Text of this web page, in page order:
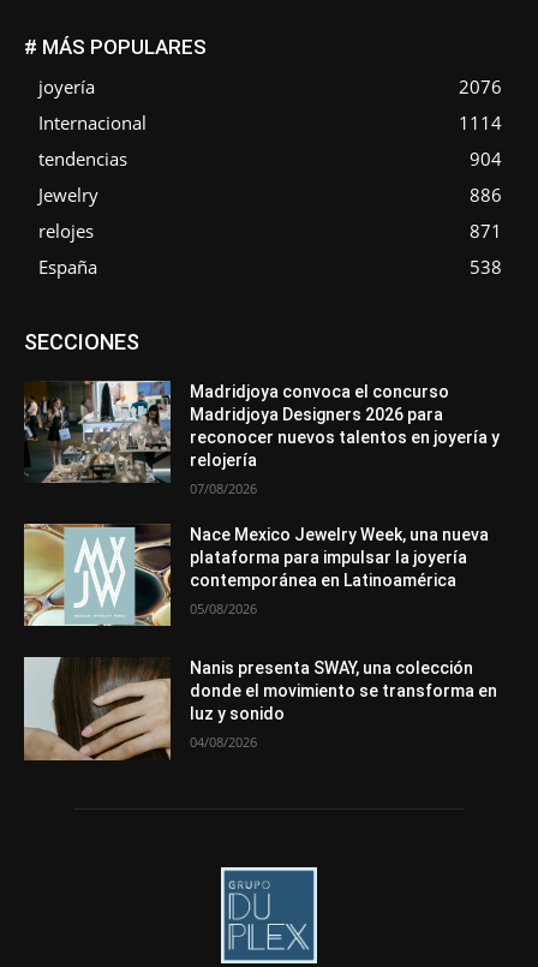
# MÁS POPULARES
joyería
2076
Internacional
1114
tendencias
904
Jewelry
886
relojes
871
España
538
SECCIONESAsociaciones
Entrevistas
Mundo Técnico
Novedades Opiniones
Perspectiva
Premios
Secciones Sin categoría
Más
Madridjoya convoca el concurso
Madridjoya Designers 2026 para
reconocer nuevos talentos en joyería y
relojería
07/08/2026
Nace Mexico Jewelry Week, una nueva
plataforma para impulsar la joyería
contemporánea en Latinoamérica
05/08/2026
Nanis presenta SWAY, una colección
donde el movimiento se transforma en
luz y sonido
04/08/2026